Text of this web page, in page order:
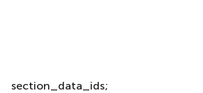
section_data_ids;